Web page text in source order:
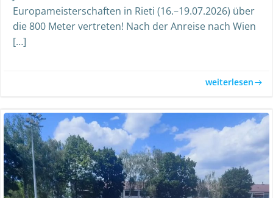
Europameisterschaften in Rieti (16.–19.07.2026) über
die 800 Meter vertreten! Nach der Anreise nach Wien
[…]
weiterlesen